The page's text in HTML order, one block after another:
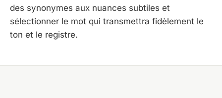
des synonymes aux nuances subtiles et
sélectionner le mot qui transmettra fidèlement le
ton et le registre.